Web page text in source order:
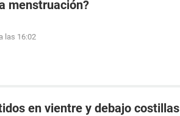
menstruación?
las 16:02
en vientre y debajo costillas